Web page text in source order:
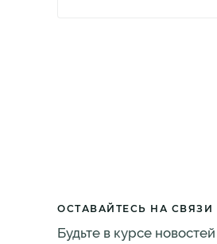
ОСТАВАЙТЕСЬ НА СВЯЗИ
Будьте в курсе